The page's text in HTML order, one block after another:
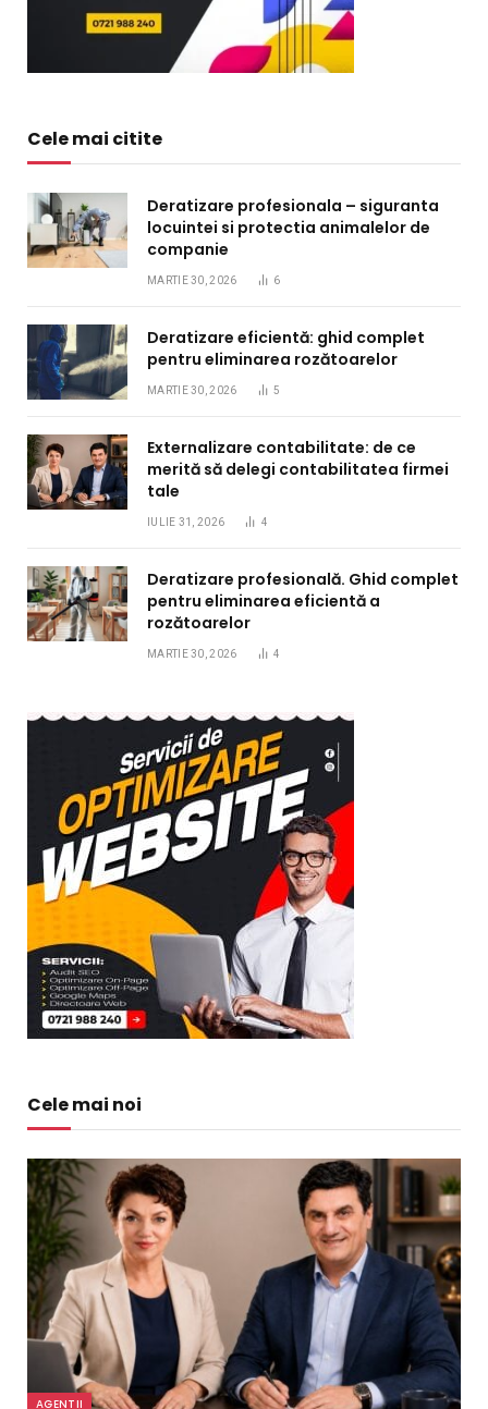
Cele mai citite
Deratizare profesionala – siguranta
locuintei si protectia animalelor de
companie
MARTIE 30, 2026 6
Deratizare eficientă: ghid complet
pentru eliminarea rozătoarelor
MARTIE 30, 2026 5
Externalizare contabilitate: de ce
merită să delegi contabilitatea firmei
tale
IULIE 31, 2026 4
Deratizare profesională. Ghid complet
pentru eliminarea eficientă a
rozătoarelor
MARTIE 30, 2026 4
Cele mai noi
AGENTII